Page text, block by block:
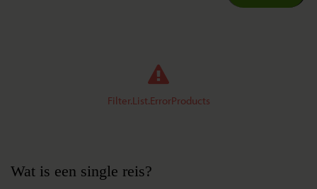
Filter.List.ErrorProducts
Wat is een single reis?